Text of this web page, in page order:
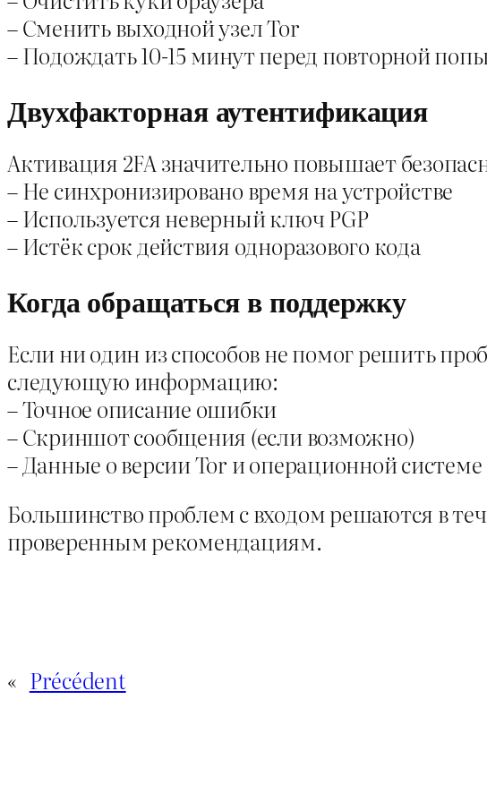
– Сменить выходной узел Tor
– Подождать 10-15 минут перед повторной
Двухфакторная аутентификация
Активация 2FA значительно повышает
– Не синхронизировано время на устройстве
– Используется неверный ключ PGP
– Истёк срок действия одноразового кода
Когда обращаться в поддержку
Если ни один из способов не помог решить
следующую информацию:
– Точное описание ошибки
– Скриншот сообщения (если возможно)
– Данные о версии Tor и операционной системе
Большинство проблем с входом решаются в
проверенным рекомендациям.
« Précédent